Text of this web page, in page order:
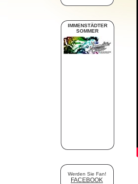
IMMENSTÄDTER
SOMMER
Werden Sie Fan!
FACEBOOK